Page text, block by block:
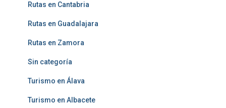
Rutas en Cantabria
Rutas en Guadalajara
Rutas en Zamora
Sin categoría
Turismo en Álava
Turismo en Albacete